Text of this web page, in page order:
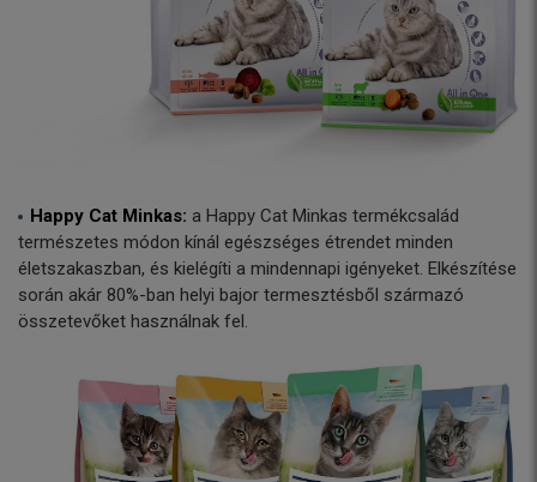
Happy Cat Minkas: a Happy Cat Minkas termékcsalád
természetes módon kínál egészséges étrendet minden
életszakaszban, és kielégíti a mindennapi igényeket. Elkészítése
során akár 80%-ban helyi bajor termesztésből származó
összetevőket használnak fel.